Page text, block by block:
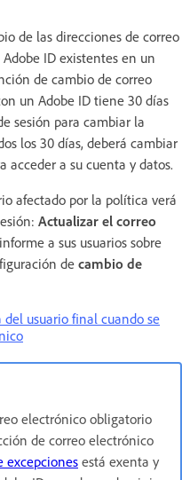
de las direcciones de correo
ID existentes en un
de cambio de correo
un Adobe ID tiene 30 días
sesión para cambiar la
los 30 días, deberá cambiar
acceder a su cuenta y datos.
afectado por la política verá
Actualizar el correo
a sus usuarios sobre
de cambio de
usuario final cuando se
electrónico obligatorio
de correo electrónico
excepciones está exenta y